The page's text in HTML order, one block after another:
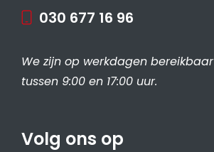
030 677 16 96
We zijn op werkdagen bereikbaar
tussen 9:00 en 17:00 uur.
Volg ons op